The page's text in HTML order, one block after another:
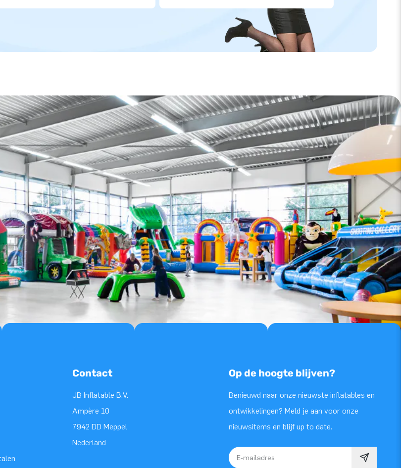
Contact
JB Inflatable B.V.
Ampère 10
7942 DD Meppel
Nederland
Op de hoogte blijven?
Benieuwd naar onze nieuwste inflatables en
ontwikkelingen? Meld je aan voor onze
nieuwsitems en blijf up to date.
E-mailadres